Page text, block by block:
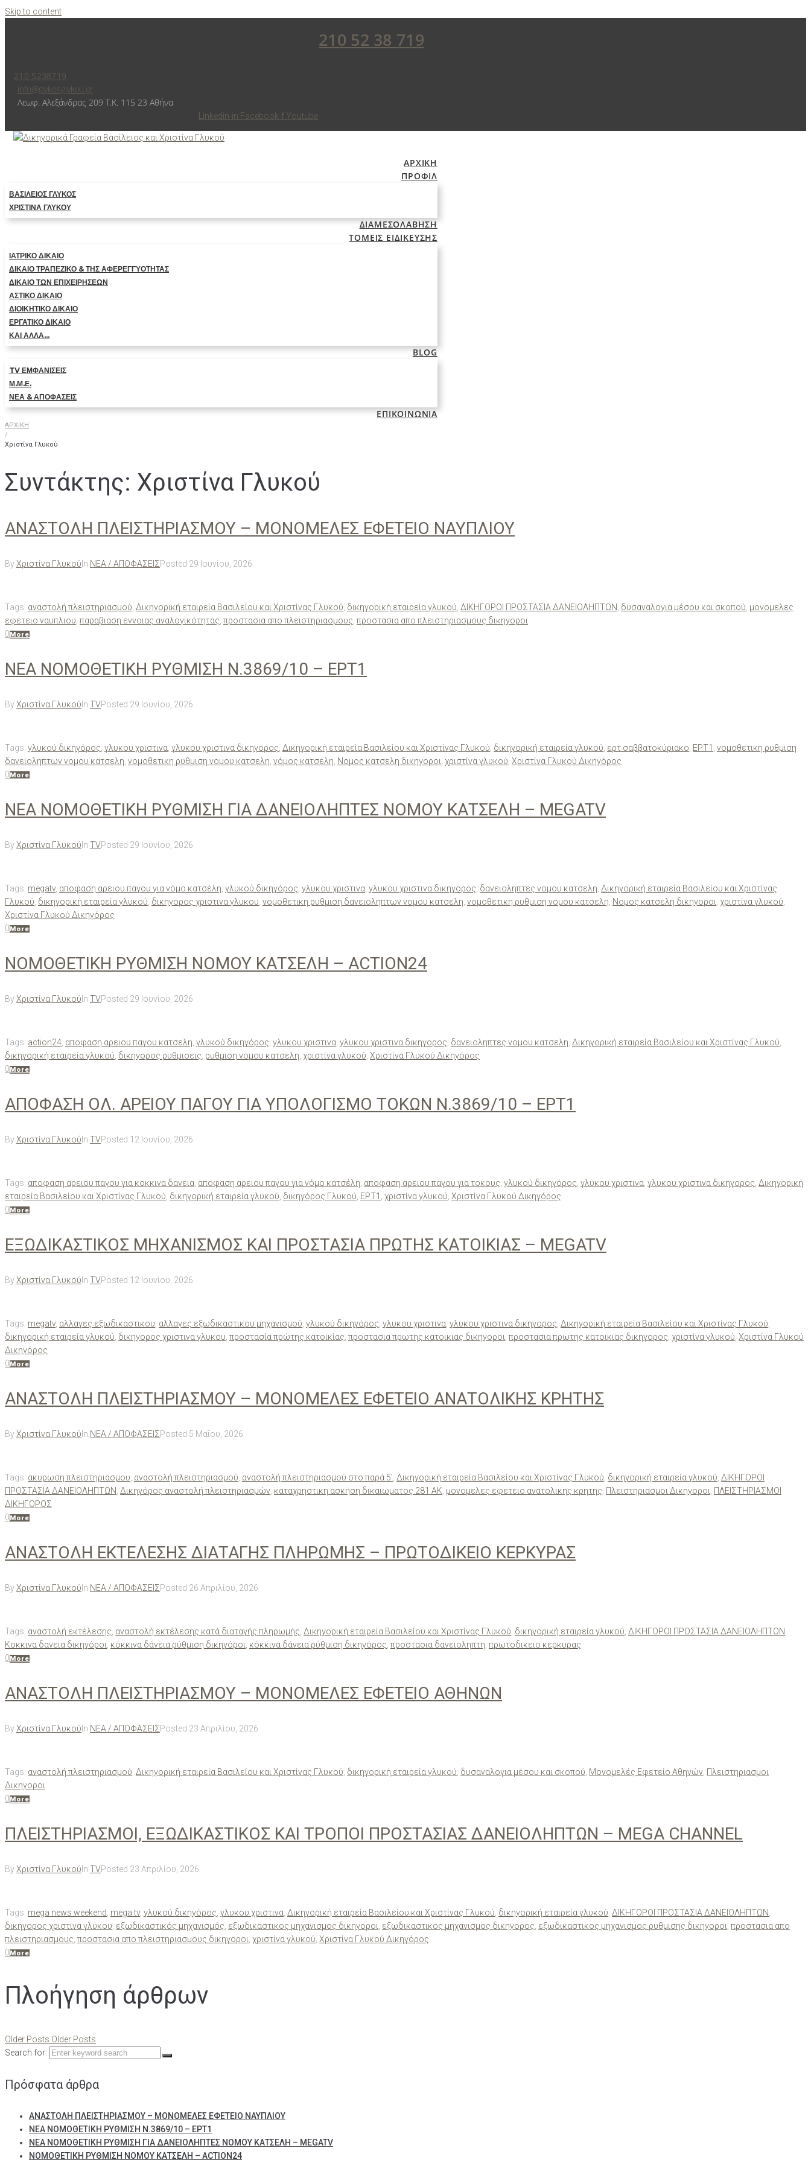
Skip to content
210 52 38 719
210 5238719
info@glykosglykou.gr
Λεωφ. Αλεξάνδρας 209 Τ.Κ. 115 23 Αθήνα
Linkedin-in Facebook-f Youtube
ΑΡΧΙΚΗ
ΠΡΟΦΙΛ
ΒΑΣΊΛΕΙΟΣ ΓΛΥΚΌΣ
ΧΡΙΣΤΊΝΑ ΓΛΥΚΟΎ
ΔΙΑΜΕΣΟΛΑΒΗΣΗ
ΤΟΜΕΙΣ ΕΙΔΙΚΕΥΣΗΣ
ΙΑΤΡΙΚΟ ΔΙΚΑΙΟ
ΔΙΚΑΙΟ ΤΡΑΠΕΖΙΚΟ & ΤΗΣ ΑΦΕΡΕΓΓΥΟΤΗΤΑΣ
ΔΙΚΑΙΟ ΤΩΝ ΕΠΙΧΕΙΡΗΣΕΩΝ
ΑΣΤΙΚΟ ΔΙΚΑΙΟ
ΔΙΟΙΚΗΤΙΚΟ ΔΙΚΑΙΟ
ΕΡΓΑΤΙΚΟ ΔΙΚΑΙΟ
ΚΑΙ ΑΛΛΑ…
BLOG
TV ΕΜΦΑΝΙΣΕΙΣ
Μ.Μ.Ε.
ΝΕΑ & ΑΠΟΦΑΣΕΙΣ
ΕΠΙΚΟΙΝΩΝΙΑ
ΑΡΧΙΚΗ
/
Χριστίνα Γλυκού
Συντάκτης: Χριστίνα Γλυκού
ΑΝΑΣΤΟΛΗ ΠΛΕΙΣΤΗΡΙΑΣΜΟΥ – ΜΟΝΟΜΕΛΕΣ ΕΦΕΤΕΙΟ ΝΑΥΠΛΙΟΥ
ByΧριστίνα Γλυκού In ΝΕΑ / ΑΠΟΦΑΣΕΙΣPosted 29 Ιουνίου, 2026
Tags: αναστολή πλειστηριασμού Δικηγορική εταιρεία Βασιλείου και Χριστίνας Γλυκού δικηγορική εταιρεία γλυκού ΔΙΚΗΓΟΡΟΙ ΠΡΟΣΤΑΣΙΑ ΔΑΝΕΙΟΛΗΠΤΩΝ δυσαναλογια μέσου και σκοπού μονομελες
εφετειο ναυπλιου παραβιαση εννοιας αναλογικότητας προστασια απο πλειστηριασμους προστασια απο πλειστηριασμους δικηγοροι
0More
ΝΕΑ ΝΟΜΟΘΕΤΙΚΗ ΡΥΘΜΙΣΗ Ν.3869/10 – ΕΡΤ1
ByΧριστίνα Γλυκού In TVPosted 29 Ιουνίου, 2026
Tags: γλυκού δικηγόρος γλυκου χριστινα γλυκου χριστινα δικηγορος Δικηγορική εταιρεία Βασιλείου και Χριστίνας Γλυκού δικηγορική εταιρεία γλυκού ερτ σαββατοκύριακο ΕΡΤ1
νομοθετικη ρυθμιση
δανειοληπτων νομου κατσελη νομοθετικη ρυθμιση νομου κατσελη νόμος κατσέλη Νομος κατσελη δικηγοροι χριστίνα γλυκού Χριστίνα Γλυκού Δικηγόρος
0More
ΝΕΑ ΝΟΜΟΘΕΤΙΚΗ ΡΥΘΜΙΣΗ ΓΙΑ ΔΑΝΕΙΟΛΗΠΤΕΣ ΝΟΜΟΥ ΚΑΤΣΕΛΗ – MEGATV
ByΧριστίνα Γλυκού In TVPosted 29 Ιουνίου, 2026
Tags: megatv, αποφαση αρειου παγου για νόμο κατσέλη γλυκού δικηγόρος γλυκου χριστινα γλυκου χριστινα δικηγορος δανειοληπτες νομου κατσελη Δικηγορική εταιρεία Βασιλείου και Χριστίνας
Γλυκού δικηγορική εταιρεία γλυκού δικηγορος χριστινα γλυκου νομοθετικη ρυθμιση δανειοληπτων νομου κατσελη νομοθετικη ρυθμιση νομου κατσελη Νομος κατσελη δικηγοροι χριστίνα γλυκού
Χριστίνα Γλυκού Δικηγόρος
0More
ΝΟΜΟΘΕΤΙΚΗ ΡΥΘΜΙΣΗ ΝΟΜΟΥ ΚΑΤΣΕΛΗ – ACTION24
ByΧριστίνα Γλυκού In TVPosted 29 Ιουνίου, 2026
Tags: action24 αποφαση αρειου παγου κατσελη γλυκού δικηγόρος γλυκου χριστινα γλυκου χριστινα δικηγορος δανειοληπτες νομου κατσελη Δικηγορική εταιρεία Βασιλείου και Χριστίνας Γλυκού
δικηγορική εταιρεία γλυκού δικηγορος ρυθμισεις ρυθμιση νομου κατσελη χριστίνα γλυκού Χριστίνα Γλυκού Δικηγόρος
0More
ΑΠΟΦΑΣΗ ΟΛ. ΑΡΕΙΟΥ ΠΑΓΟΥ ΓΙΑ ΥΠΟΛΟΓΙΣΜΟ ΤΟΚΩΝ Ν.3869/10 – ΕΡΤ1
ByΧριστίνα Γλυκού In TVPosted 12 Ιουνίου, 2026
Tags: αποφαση αρειου παγου για κοκκινα δανεια αποφαση αρειου παγου για νόμο κατσέλη αποφαση αρειου παγου για τοκους γλυκού δικηγόρος γλυκου χριστινα γλυκου χριστινα δικηγορος Δικηγορική
εταιρεία Βασιλείου και Χριστίνας Γλυκού δικηγορική εταιρεία γλυκού δικηγόρος Γλυκού ΕΡΤ1 χριστίνα γλυκού Χριστίνα Γλυκού Δικηγόρος
0More
ΕΞΩΔΙΚΑΣΤΙΚΟΣ ΜΗΧΑΝΙΣΜΟΣ ΚΑΙ ΠΡΟΣΤΑΣΙΑ ΠΡΩΤΗΣ ΚΑΤΟΙΚΙΑΣ – MEGATV
ByΧριστίνα Γλυκού In TVPosted 12 Ιουνίου, 2026
Tags: megatv, αλλαγες εξωδικαστικου αλλαγες εξωδικαστικου μηχανισμού γλυκού δικηγόρος γλυκου χριστινα γλυκου χριστινα δικηγορος Δικηγορική εταιρεία Βασιλείου και Χριστίνας Γλυκού
δικηγορική εταιρεία γλυκού δικηγορος χριστινα γλυκου προστασία πρώτης κατοικίας προστασια πρωτης κατοικιας δικηγοροι προστασια πρωτης κατοικιας δικηγορος χριστίνα γλυκού Χριστίνα Γλυκού
Δικηγόρος
0More
ΑΝΑΣΤΟΛΗ ΠΛΕΙΣΤΗΡΙΑΣΜΟΥ – ΜΟΝΟΜΕΛΕΣ ΕΦΕΤΕΙΟ ΑΝΑΤΟΛΙΚΗΣ ΚΡΗΤΗΣ
ByΧριστίνα Γλυκού In ΝΕΑ / ΑΠΟΦΑΣΕΙΣPosted 5 Μαΐου, 2026
Tags: ακυρωση πλειστηριασμου αναστολή πλειστηριασμού αναστολή πλειστηριασμού στο παρά 5' Δικηγορική εταιρεία Βασιλείου και Χριστίνας Γλυκού δικηγορική εταιρεία γλυκού ΔΙΚΗΓΟΡΟΙ
ΠΡΟΣΤΑΣΙΑ ΔΑΝΕΙΟΛΗΠΤΩΝ Δικηγόρος αναστολή πλειστηριασμών καταχρηστικη ασκηση δικαιωματος 281 ΑΚ μονομελες εφετειο ανατολικης κρητης Πλειστηριασμοι Δικηγοροι
ΠΛΕΙΣΤΗΡΙΑΣΜΟΙ
ΔΙΚΗΓΟΡΟΣ
0More
ΑΝΑΣΤΟΛΗ ΕΚΤΕΛΕΣΗΣ ΔΙΑΤΑΓΗΣ ΠΛΗΡΩΜΗΣ – ΠΡΩΤΟΔΙΚΕΙΟ ΚΕΡΚΥΡΑΣ
ByΧριστίνα Γλυκού In ΝΕΑ / ΑΠΟΦΑΣΕΙΣPosted 26 Απριλίου, 2026
Tags: αναστολή εκτέλεσης αναστολή εκτέλεσης κατά διαταγής πληρωμής Δικηγορική εταιρεία Βασιλείου και Χριστίνας Γλυκού δικηγορική εταιρεία γλυκού ΔΙΚΗΓΟΡΟΙ ΠΡΟΣΤΑΣΙΑ ΔΑΝΕΙΟΛΗΠΤΩΝ
Κοκκινα δανεια δικηγόροι κόκκινα δάνεια ρύθμιση δικηγόροι κόκκινα δάνεια ρύθμιση δικηγόρος προστασια δανειοληπτη πρωτοδικειο κερκυρας
0More
ΑΝΑΣΤΟΛΗ ΠΛΕΙΣΤΗΡΙΑΣΜΟΥ – ΜΟΝΟΜΕΛΕΣ ΕΦΕΤΕΙΟ ΑΘΗΝΩΝ
ByΧριστίνα Γλυκού In ΝΕΑ / ΑΠΟΦΑΣΕΙΣPosted 23 Απριλίου, 2026
Tags: αναστολή πλειστηριασμού Δικηγορική εταιρεία Βασιλείου και Χριστίνας Γλυκού δικηγορική εταιρεία γλυκού δυσαναλογια μέσου και σκοπού Μονομελές Εφετείο Αθηνών Πλειστηριασμοι
Δικηγοροι
0More
ΠΛΕΙΣΤΗΡΙΑΣΜΟΙ, ΕΞΩΔΙΚΑΣΤΙΚΟΣ ΚΑΙ ΤΡΟΠΟΙ ΠΡΟΣΤΑΣΙΑΣ ΔΑΝΕΙΟΛΗΠΤΩΝ – ΜΕGA CHANNEL
ByΧριστίνα Γλυκού In TVPosted 23 Απριλίου, 2026
Tags: mega news weekend mega tv, γλυκού δικηγόρος γλυκου χριστινα Δικηγορική εταιρεία Βασιλείου και Χριστίνας Γλυκού δικηγορική εταιρεία γλυκού ΔΙΚΗΓΟΡΟΙ ΠΡΟΣΤΑΣΙΑ ΔΑΝΕΙΟΛΗΠΤΩΝ
δικηγορος χριστινα γλυκου εξωδικαστικός μηχανισμός εξωδικαστικος μηχανισμος δικηγοροι εξωδικαστικος μηχανισμος δικηγορος εξωδικαστικος μηχανισμος ρυθμισης δικηγοροι προστασια απο
πλειστηριασμους προστασια απο πλειστηριασμους δικηγοροι χριστίνα γλυκού Χριστίνα Γλυκού Δικηγόρος
0More
Πλοήγηση άρθρων
Older Posts Older Posts
Search for:
Πρόσφατα άρθρα
ΑΝΑΣΤΟΛΗ ΠΛΕΙΣΤΗΡΙΑΣΜΟΥ – ΜΟΝΟΜΕΛΕΣ ΕΦΕΤΕΙΟ ΝΑΥΠΛΙΟΥ
ΝΕΑ ΝΟΜΟΘΕΤΙΚΗ ΡΥΘΜΙΣΗ Ν.3869/10 – ΕΡΤ1
ΝΕΑ ΝΟΜΟΘΕΤΙΚΗ ΡΥΘΜΙΣΗ ΓΙΑ ΔΑΝΕΙΟΛΗΠΤΕΣ ΝΟΜΟΥ ΚΑΤΣΕΛΗ – MEGATV
ΝΟΜΟΘΕΤΙΚΗ ΡΥΘΜΙΣΗ ΝΟΜΟΥ ΚΑΤΣΕΛΗ – ACTION24